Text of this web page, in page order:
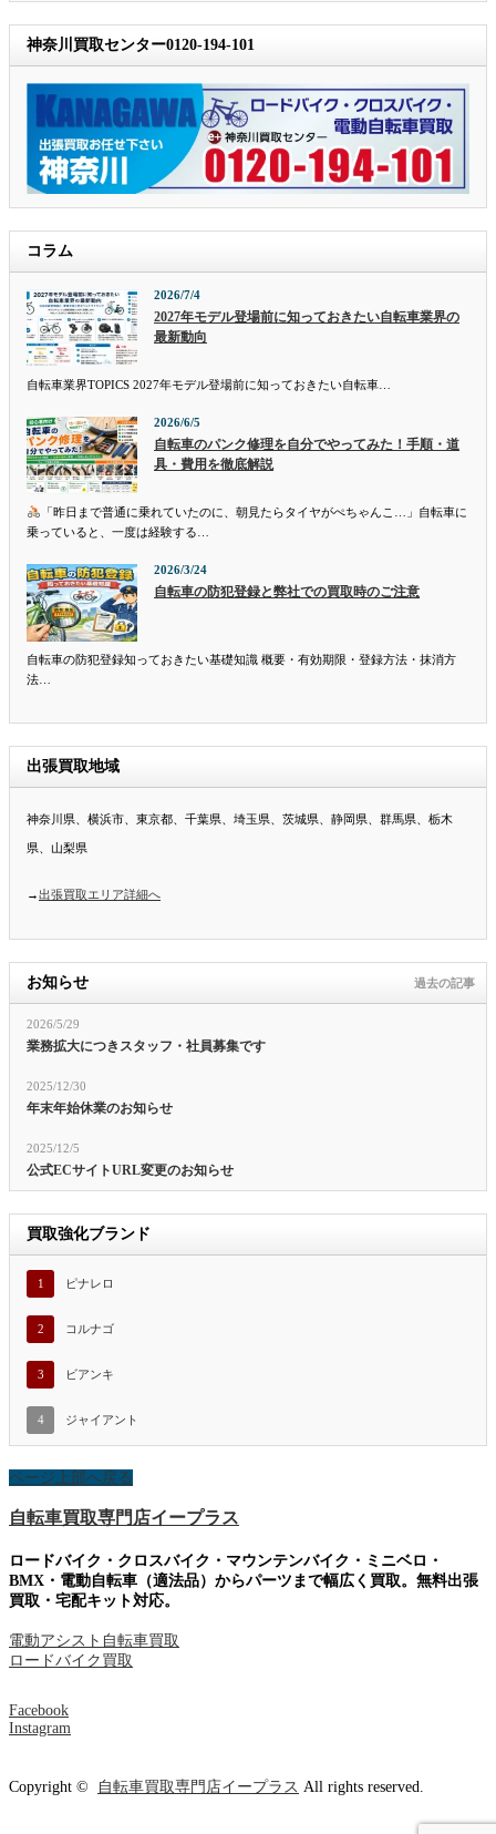
神奈川買取センター0120-194-101
コラム
2026/7/4
2027年モデル登場前に知っておきたい自転車業界の
最新動向
自転車業界TOPICS 2027年モデル登場前に知っておきたい自転車…
2026/6/5
自転車のパンク修理を自分でやってみた！手順・道
具・費用を徹底解説
「昨日まで普通に乗れていたのに、朝見たらタイヤがぺちゃんこ…」自転車に
乗っていると、一度は経験する…
2026/3/24
自転車の防犯登録と弊社での買取時のご注意
自転車の防犯登録知っておきたい基礎知識 概要・有効期限・登録方法・抹消方
法…
出張買取地域
神奈川県、横浜市、東京都、千葉県、埼玉県、茨城県、静岡県、群馬県、栃木
県、山梨県
→出張買取エリア詳細へ
お知らせ
2026/5/29
業務拡大につきスタッフ・社員募集です
2025/12/30
年末年始休業のお知らせ
2025/12/5
公式ECサイトURL変更のお知らせ
過去の記事
買取強化ブランド
1 ピナレロ
2 コルナゴ
3 ビアンキ
4 ジャイアント
ページ上部へ戻る
自転車買取専門店イープラス
ロードバイク・クロスバイク・マウンテンバイク・ミニベロ・
BMX・電動自転車（適法品）からパーツまで幅広く買取。無料出張
買取・宅配キット対応。
電動アシスト自転車買取
ロードバイク買取
Facebook
Instagram
Copyright © 自転車買取専門店イープラス All rights reserved.